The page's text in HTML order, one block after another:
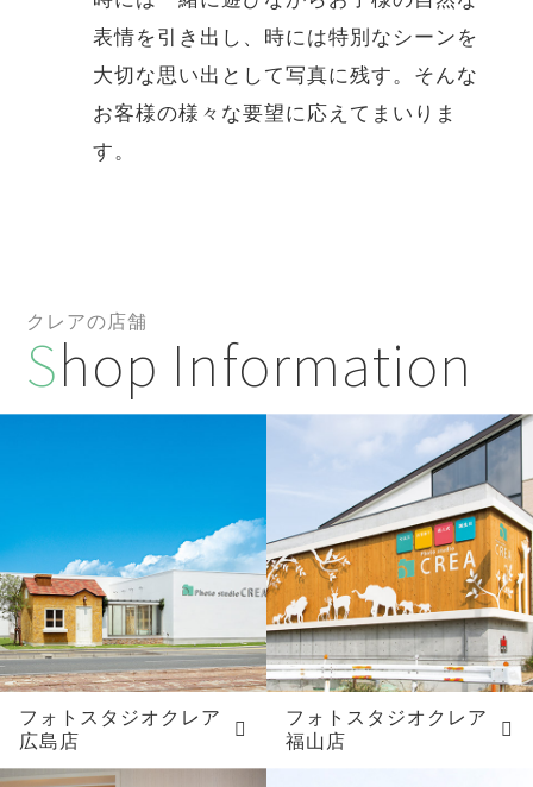
表情を引き出し、時には特別なシーンを
大切な思い出として写真に残す。そんな
お客様の様々な要望に応えてまいりま
す。
クレアの店舗
Shop Information
フォトスタジオクレア
広島店
フォトスタジオクレア
福山店